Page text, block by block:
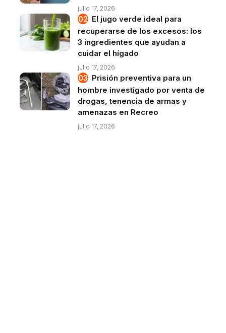
julio 17, 2026
El jugo verde ideal para
recuperarse de los excesos: los
3 ingredientes que ayudan a
cuidar el hígado
julio 17, 2026
Prisión preventiva para un
hombre investigado por venta de
drogas, tenencia de armas y
amenazas en Recreo
julio 17, 2026